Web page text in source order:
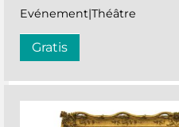
Evénement|Théâtre
Gratis